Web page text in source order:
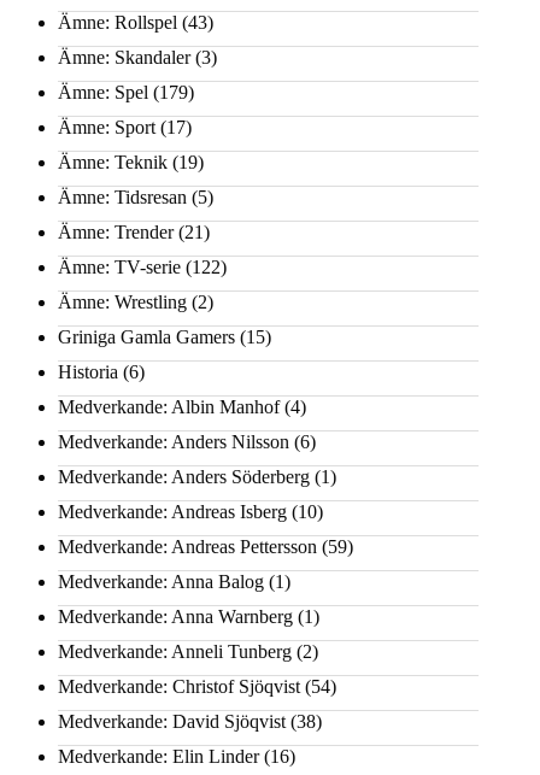
Ämne: Rollspel (43)
Ämne: Skandaler(3)
Ämne: Spel (179)
Ämne: Sport (17)
Ämne: Teknik (19)
Ämne: Tidsresan (5)
Ämne: Trender(21)
Ämne: TV-serie (122)
Ämne: Wrestling (2)
Griniga Gamla Gamers (15)
Historia (6)
Medverkande: Albin Manhof(4)
Medverkande: Anders Nilsson (6)
Medverkande: Anders Söderberg (1)
Medverkande: Andreas Isberg (10)
Medverkande: Andreas Pettersson (59)
Medverkande: Anna Balog (1)
Medverkande: Anna Warnberg (1)
Medverkande: Anneli Tunberg (2)
Medverkande: Christof Sjöqvist (54)
Medverkande: David Sjöqvist (38)
Medverkande: Elin Linder(16)